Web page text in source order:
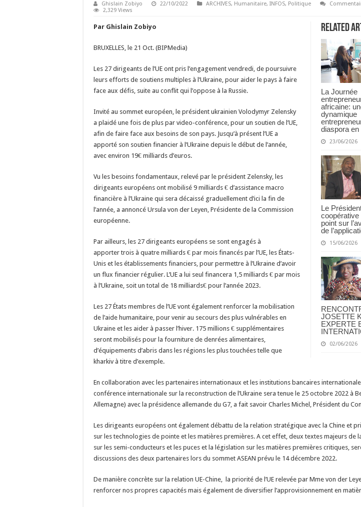
Ghislain Zobiyo 22/10/2022 ARCHIVES, Humanitaire, INFOS, Politique
2,329 Views
Related
La Journée
africaine:
dynamique
diaspora en
23/06/2026
Le
coopérative
point sur
de
15/06/2026
JOSETTE
EXPERTE
02/06/2026
Par Ghislain Zobiyo
BRUXELLES, le 21 Oct. (BIPMedia)
Les 27 dirigeants de l’UE ont pris l’engagement vendredi, de poursuivre
leurs efforts de soutiens multiples à l’Ukraine, pour aider le pays à faire
face aux défis, suite au conflit qui l’oppose à la Russie.
Invité au sommet européen, le président ukrainien Volodymyr Zelensky
a plaidé une fois de plus par video-conférence, pour un soutien de l’UE,
afin de faire face aux besoins de son pays. Jusqu’à présent l’UE a
apporté son soutien financier à l’Ukraine depuis le début de l’année,
avec environ 19€ milliards d’euros.
Vu les besoins fondamentaux, relevé par le président Zelensky, les
dirigeants européens ont mobilisé 9 milliards € d’assistance macro
financière à l’Ukraine qui sera décaissé graduellement d’ici la fin de
l’année, a annoncé Ursula von der Leyen, Présidente de la Commission
européenne.
Par ailleurs, les 27 dirigeants européens se sont engagés à
apporter trois à quatre milliards € par mois financés par l’UE, les États-
Unis et les établissements financiers, pour permettre à l’Ukraine d’avoir
un flux financier régulier. L’UE a lui seul financera 1,5 milliards € par mois
à l’Ukraine, soit un total de 18 milliards€ pour l’année 2023.
Les 27 États membres de l’UE vont également renforcer la mobilisation
de l’aide humanitaire, pour venir au secours des plus vulnérables en
Ukraine et les aider à passer l’hiver. 175 millions € supplémentaires
seront mobilisés pour la fourniture de denrées alimentaires,
d’équipements d’abris dans les régions les plus touchées telle que
kharkiv à titre d’exemple.
En collaboration avec les partenaires internationaux et les institutions bancaires
conférence internationale sur la reconstruction de l’Ukraine sera tenue le 25 octobre 2022 à
Allemagne) avec la présidence allemande du G7, a fait savoir Charles Michel, Président du
Les dirigeants européens ont également débattu de la relation stratégique avec la Chine et
sur les technologies de pointe et les matières premières. A cet effet, deux textes majeurs de
sur les semi-conducteurs et les puces et la législation sur les matières premières critiques,
discussions des deux partenaires lors du sommet ASEAN prévu le 14 décembre 2022.
De manière concrète sur la relation UE-Chine, la priorité de l’UE relevée par Mme von der
renforcer nos propres capacités mais également de diversifier l’approvisionnement en